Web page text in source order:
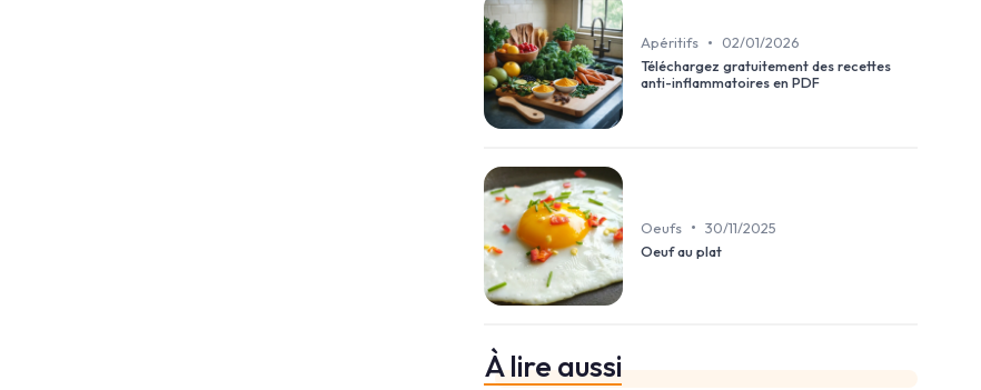
Apéritifs •
02/01/2026
Téléchargez gratuitement des recettes
anti-inflammatoires en PDF
Oeufs • 30/11/2025
Oeuf au plat
À lire aussi